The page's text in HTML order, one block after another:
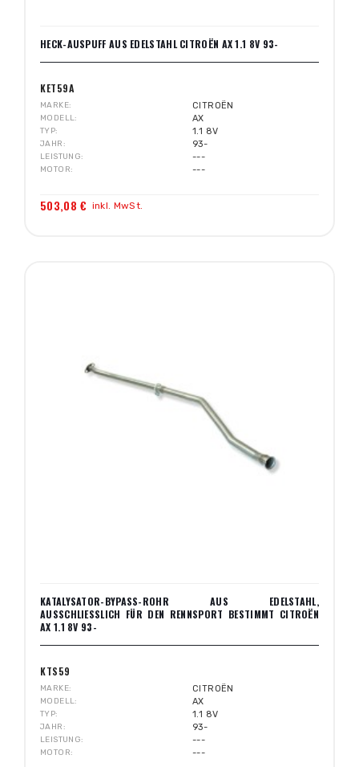
HECK-AUSPUFF AUS EDELSTAHL CITROËN AX 1.1 8V 93-
KET59A
MARKE CITROËN
MODELL AX
TYP 1.1 8V
JAHR 93-
LEISTUNG ---
MOTOR ---
503,08 € inkl. MwSt.
KATALYSATOR-BYPASS-ROHR AUS EDELSTAHL,
AUSSCHLIESSLICH FÜR DEN RENNSPORT BESTIMMT CITROËN A
X 1.1 8V 93-
KTS59
MARKE CITROËN
MODELL AX
TYP 1.1 8V
JAHR 93-
LEISTUNG ---
MOTOR ---